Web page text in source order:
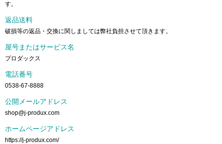
す。
返品送料
破損等の返品・交換に関しましては弊社負担させて頂きます。
屋号またはサービス名
プロダックス
電話番号
0538-67-8888
公開メールアドレス
shop@j-produx.com
ホームページアドレス
https://j-produx.com/